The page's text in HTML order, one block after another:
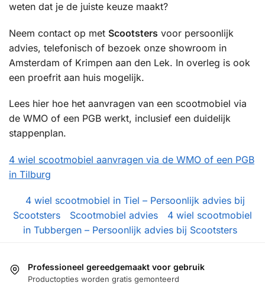
weten dat je de juiste keuze maakt?
Neem contact op met Scootsters voor persoonlijk
advies, telefonisch of bezoek onze showroom in
Amsterdam of Krimpen aan den Lek. In overleg is ook
een proefrit aan huis mogelijk.
Lees hier hoe het aanvragen van een scootmobiel via
de WMO of een PGB werkt, inclusief een duidelijk
stappenplan.
4 wiel scootmobiel aanvragen via de WMO of een PGB
in Tilburg
4 wiel scootmobiel in Tiel – Persoonlijk advies bij
Scootsters
Scootmobiel advies
4 wiel scootmobiel
in Tubbergen – Persoonlijk advies bij Scootsters
Professioneel gereedgemaakt voor gebruik
Productopties worden gratis gemonteerd